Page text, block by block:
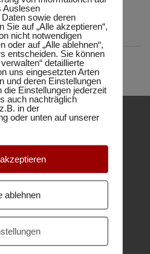
learning, Fernlehre
lernpakete, moodle, selfchecks
SCHULE
Berufsreifeprüfung –
online
gewünschten
Auslesen
sowie deren
Sie auf „Alle akzeptieren“,
nicht notwendigen
oder auf „Alle ablehnen“,
entscheiden. Sie können
detaillierte
uns eingesetzten Arten
und deren Einstellungen
die Einstellungen jederzeit
auch nachträglich
in der
oder unten auf unserer
ablehnen